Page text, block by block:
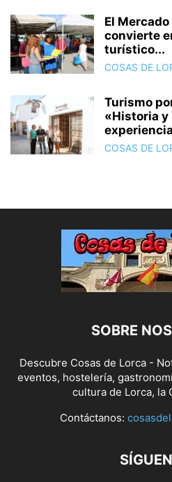
El
convierte
turístico...
COSAS DE
Turismo
«Historia y
COSAS DE
SOBRE
Descubre Cosas de Lorca -
eventos, hostelería,
cultura de Lorca, la
Contáctanos: